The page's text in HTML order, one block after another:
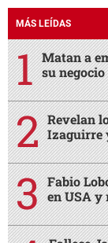
MÁS LEÍDAS
Matan a
su negocio
Revelan
Izaguirre
Fabio
en USA y